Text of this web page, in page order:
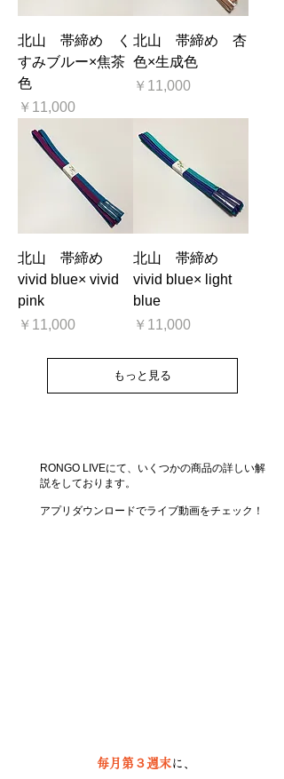
北山 帯締め く
すみブルー×焦茶
色
価格
￥11,000
北山 帯締め 杏
色×生成色
価格
￥11,000
北山 帯締め
vivid blue× vivid
pink
価格
￥11,000
北山 帯締め
vivid blue× light
blue
価格
￥11,000
もっと見る
RONGO LIVEにて、いくつかの商品の詳しい解
説をしております。
アプリダウンロードでライブ動画をチェック！
毎月第３週末に、